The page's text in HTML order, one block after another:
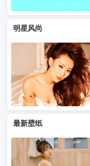
明星风尚
最新壁纸